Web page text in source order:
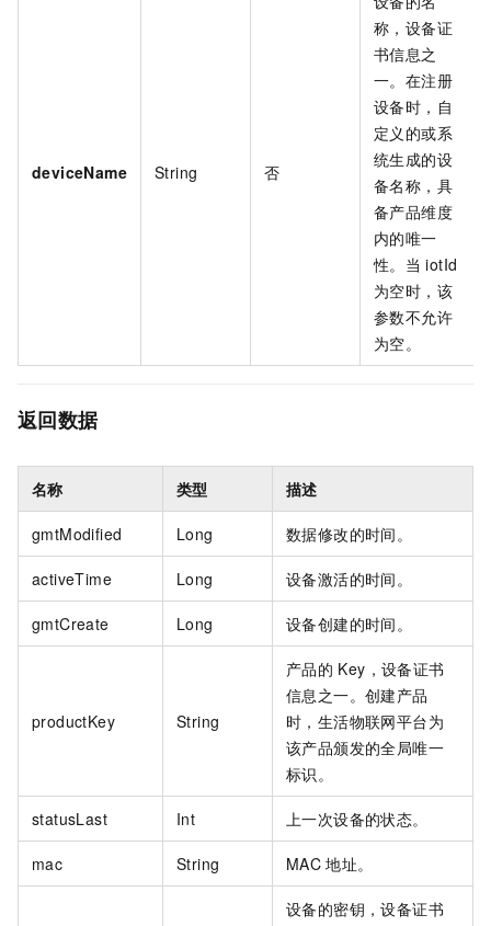
deviceName String 否
称，设备证
书信息之
一。在注册
设备时，自
定义的或系
统生成的设
备名称，具
备产品维度
内的唯一
性。当 iotId
为空时，该
参数不允许
为空。
返回数据
名称 类型 描述
gmtModified Long 数据修改的时间。
activeTime Long 设备激活的时间。
gmtCreate Long 设备创建的时间。
productKey String
产品的 Key，设备证书
信息之一。创建产品
时，生活物联网平台为
该产品颁发的全局唯一
标识。
statusLast Int 上一次设备的状态。
mac String MAC 地址。
设备的密钥，设备证书